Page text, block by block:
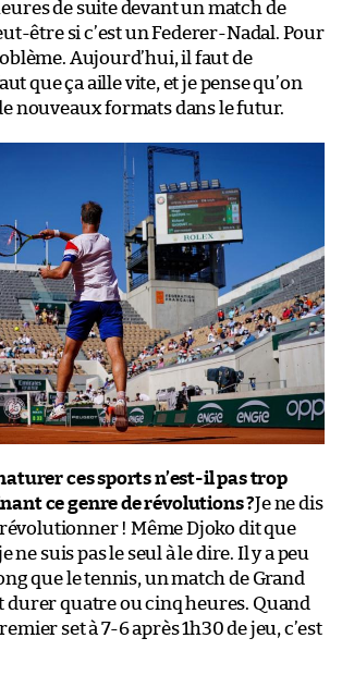
de suite devant un match de
être si c’est un Federer-Nadal. Pour
Aujourd’hui, il faut de
que ça aille vite, et je pense qu’on
nouveaux formats dans le futur.
ces sports n’est-il pas trop
ce genre de révolutions ?Je ne dis
révolutionner ! Même Djoko dit que
ne suis pas le seul à le dire. Il y a peu
que le tennis, un match de Grand
durer quatre ou cinq heures. Quand
set à 7-6 après 1h30 de jeu, c’est